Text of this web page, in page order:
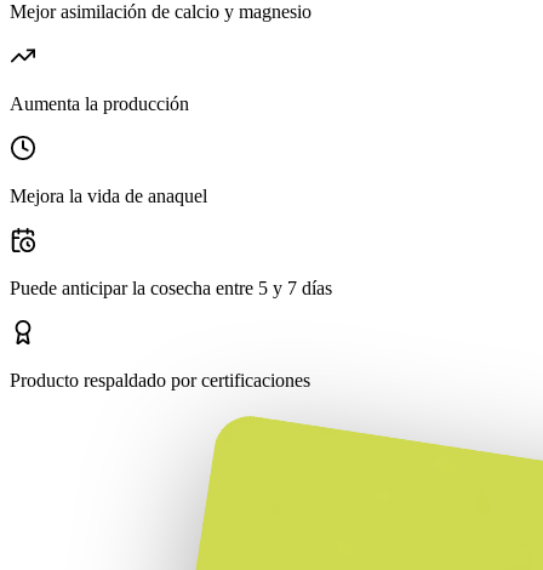
Mejor asimilación de calcio y magnesio
Aumenta la producción
Mejora la vida de anaquel
Puede anticipar la cosecha entre 5 y 7 días
Producto respaldado por certificaciones